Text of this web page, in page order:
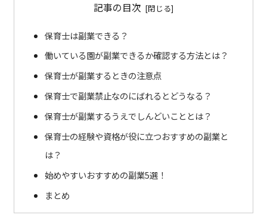
記事の目次
保育士は副業できる？
働いている園が副業できるか確認する方法とは？
保育士が副業するときの注意点
保育士で副業禁止なのにばれるとどうなる？
保育士が副業するうえでしんどいこととは？
保育士の経験や資格が役に立つおすすめの副業と
は？
始めやすいおすすめの副業5選！
まとめ